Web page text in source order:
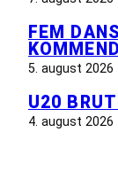
FEM
5. august 2026
U20
4. august 2026